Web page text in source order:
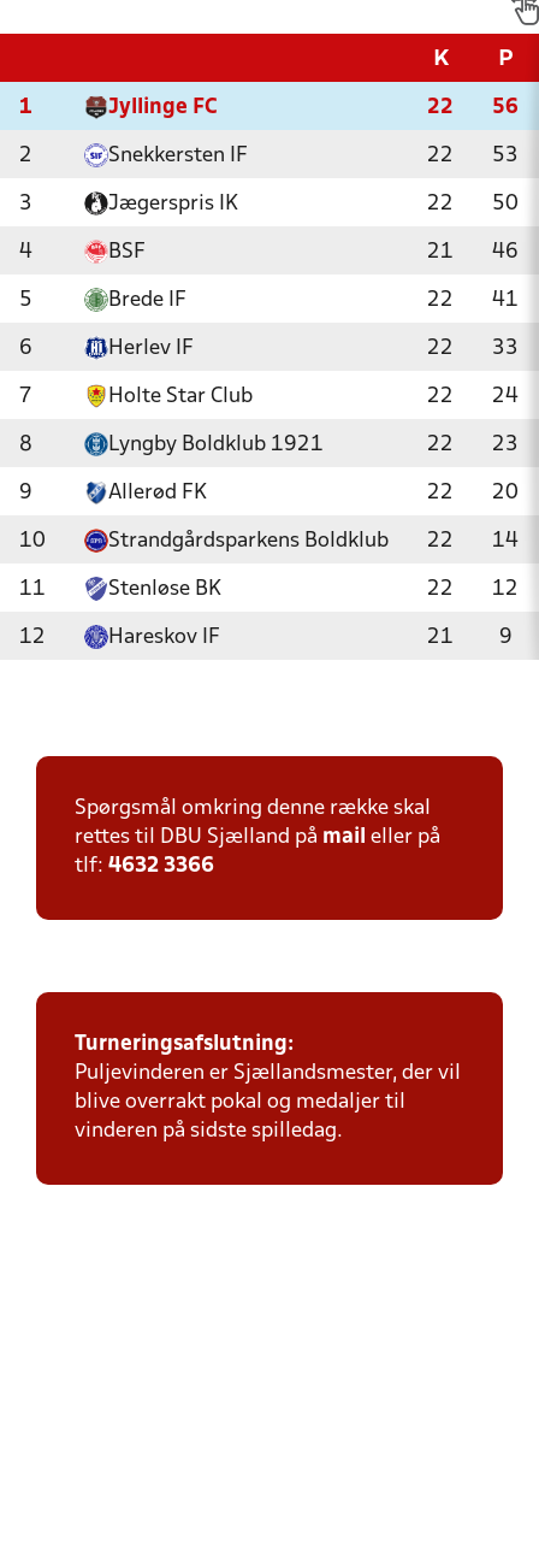
K P
1 Jyllinge FC 22 56
2 Snekkersten IF 22 53
3 Jægerspris IK 22 50
4 BSF 21 46
5 Brede IF 22 41
6 Herlev IF 22 33
7 Holte Star Club 22 24
8 Lyngby Boldklub 1921 22 23
9 Allerød FK 22 20
10 Strandgårdsparkens Boldklub 22 14
11 Stenløse BK 22 12
12 Hareskov IF 21 9
Spørgsmål omkring denne række skal
rettes til DBU Sjælland på mail eller på
tlf: 4632 3366
Turneringsafslutning:
Puljevinderen er Sjællandsmester, der vil
blive overrakt pokal og medaljer til
vinderen på sidste spilledag.